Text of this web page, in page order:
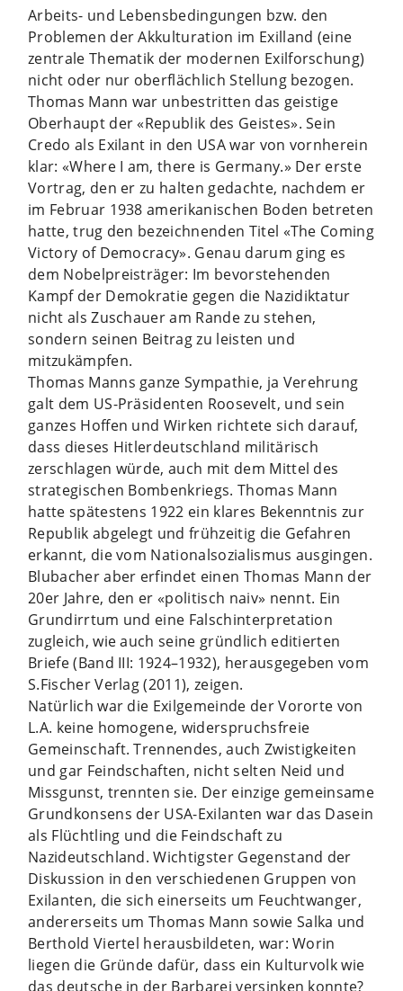
Arbeits- und Lebensbedingungen bzw. den
Problemen der Akkulturation im Exilland (eine
zentrale Thematik der modernen Exilforschung)
nicht oder nur oberflächlich Stellung bezogen.
Thomas Mann war unbestritten das geistige
Oberhaupt der «Republik des Geistes». Sein
Credo als Exilant in den USA war von vornherein
klar: «Where I am, there is Germany.» Der erste
Vortrag, den er zu halten gedachte, nachdem er
im Februar 1938 amerikanischen Boden betreten
hatte, trug den bezeichnenden Titel «The Coming
Victory of Democracy». Genau darum ging es
dem Nobelpreisträger: Im bevorstehenden
Kampf der Demokratie gegen die Nazidiktatur
nicht als Zuschauer am Rande zu stehen,
sondern seinen Beitrag zu leisten und
mitzukämpfen.
Thomas Manns ganze Sympathie, ja Verehrung
galt dem US-Präsidenten Roosevelt, und sein
ganzes Hoffen und Wirken richtete sich darauf,
dass dieses Hitlerdeutschland militärisch
zerschlagen würde, auch mit dem Mittel des
strategischen Bombenkriegs. Thomas Mann
hatte spätestens 1922 ein klares Bekenntnis zur
Republik abgelegt und frühzeitig die Gefahren
erkannt, die vom Nationalsozialismus ausgingen.
Blubacher aber erfindet einen Thomas Mann der
20er Jahre, den er «politisch naiv» nennt. Ein
Grundirrtum und eine Falschinterpretation
zugleich, wie auch seine gründlich editierten
Briefe (Band III: 1924–1932), herausgegeben vom
S.Fischer Verlag (2011), zeigen.
Natürlich war die Exilgemeinde der Vororte von
L.A. keine homogene, widerspruchsfreie
Gemeinschaft. Trennendes, auch Zwistigkeiten
und gar Feindschaften, nicht selten Neid und
Missgunst, trennten sie. Der einzige gemeinsame
Grundkonsens der USA-Exilanten war das Dasein
als Flüchtling und die Feindschaft zu
Nazideutschland. Wichtigster Gegenstand der
Diskussion in den verschiedenen Gruppen von
Exilanten, die sich einerseits um Feuchtwanger,
andererseits um Thomas Mann sowie Salka und
Berthold Viertel herausbildeten, war: Worin
liegen die Gründe dafür, dass ein Kulturvolk wie
das deutsche in der Barbarei versinken konnte?